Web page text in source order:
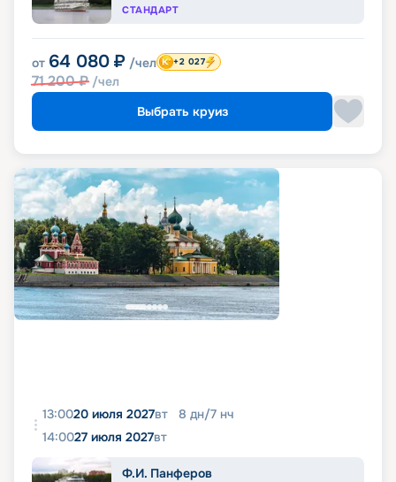
СТАНДАРТ
от 64 080 ₽ /чел
71 200₽ /чел
+2 027
Выбрать круиз
13:0020 июля 2027вт 8 дн/7 нч
14:0027 июля 2027вт
Ф.И. Панферов